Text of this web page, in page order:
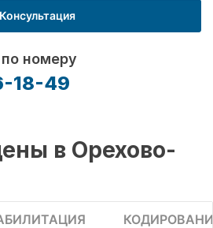
Консультация
номеру
18-49
в Орехово-